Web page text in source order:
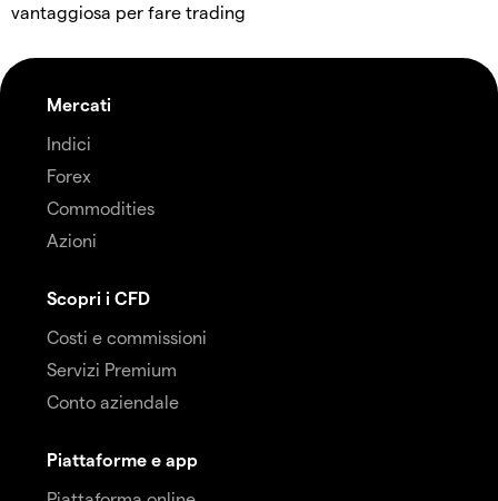
vantaggiosa per fare trading
Mercati
Indici
Forex
Commodities
Azioni
Scopri i CFD
Costi e commissioni
Servizi Premium
Conto aziendale
Piattaforme e app